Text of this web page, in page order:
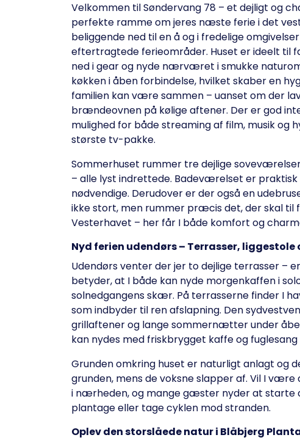
Velkommen til Søndervang 78 – et dejligt og
perfekte ramme om jeres næste ferie i det
beliggende ned til en å og i fredelige
eftertragtede ferieområder. Huset er ideelt til
ned i gear og nyde nærværet i smukke
køkken i åben forbindelse, hvilket skaber en
familien kan være sammen – uanset om der
brændeovnen på kølige aftener. Der er god
mulighed for både streaming af film, musik og
største tv-pakke.
Sommerhuset rummer tre dejlige
– alle lyst indrettede. Badeværelset er
nødvendige. Derudover er der også en
ikke stort, men rummer præcis det, der skal til
Vesterhavet – her får I både komfort og
Nyd ferien udendørs – Terrasser, liggestole
Udendørs venter der jer to dejlige terrasser –
betyder, at I både kan nyde morgenkaffen i
solnedgangens skær. På terrasserne finder I
som indbyder til ren afslapning. Den
grillaftener og lange sommernætter under
kan nydes med friskbrygget kaffe og
Grunden omkring huset er naturligt anlagt og
grunden, mens de voksne slapper af. Vil I
i nærheden, og mange gæster nyder at starte
plantage eller tage cyklen mod stranden.
Oplev den storslåede natur i Blåbjerg